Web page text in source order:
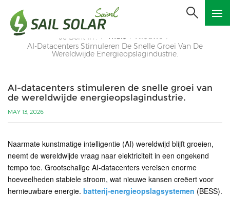
Je Bent In : Thuis Nieuws
AI-Datacenters Stimuleren De Snelle Groei Van De
Wereldwijde Energieopslagindustrie.
AI-datacenters stimuleren de snelle groei van
de wereldwijde energieopslagindustrie.
MAY 13, 2026
Naarmate kunstmatige intelligentie (AI) wereldwijd blijft groeien,
neemt de wereldwijde vraag naar elektriciteit in een ongekend
tempo toe. Grootschalige AI-datacenters vereisen enorme
hoeveelheden stabiele stroom, wat nieuwe kansen creëert voor
hernieuwbare energie. batterij-energieopslagsystemen (BESS).